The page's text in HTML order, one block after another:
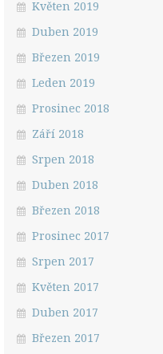
Květen 2019
Duben 2019
Březen 2019
Leden 2019
Prosinec 2018
Září 2018
Srpen 2018
Duben 2018
Březen 2018
Prosinec 2017
Srpen 2017
Květen 2017
Duben 2017
Březen 2017